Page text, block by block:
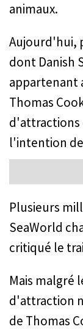
animaux.
Aujourd'hui,
dont Danish
appartenant
Thomas
d'attractions
l'intention
Plusieurs
SeaWorld
critiqué le
Mais malgré
d'attraction
de Thomas